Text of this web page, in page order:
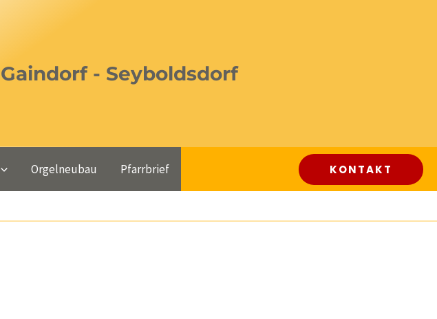
- Seyboldsdorf
Orgelneubau Pfarrbrief KONTAKT